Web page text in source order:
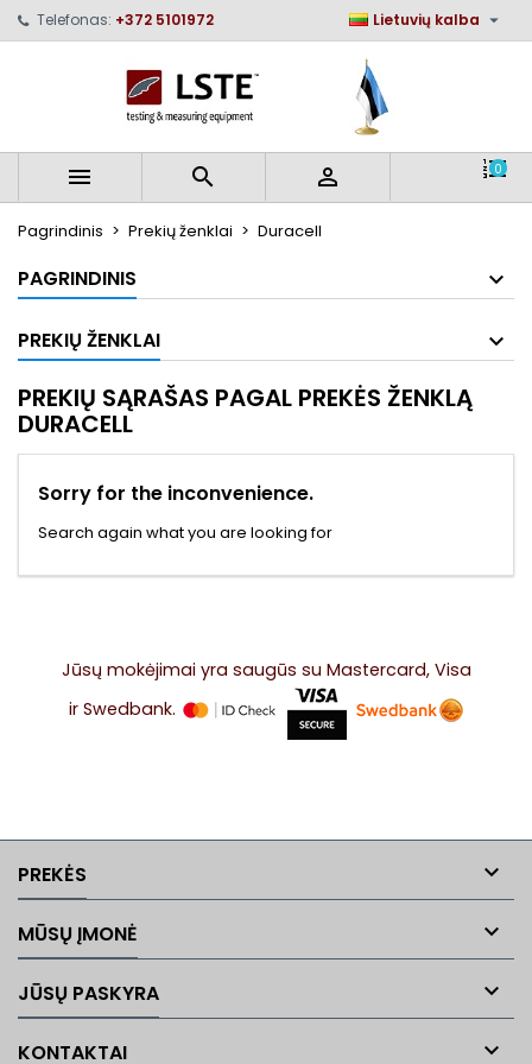
Telefonas: +372 5101972 Lietuvių kalba 
   0
Pagrindinis Prekių ženklai Duracell
PAGRINDINIS
PREKIŲ ŽENKLAI
PREKIŲ SĄRAŠAS PAGAL PREKĖS ŽENKLĄ
DURACELL
Sorry for the inconvenience.
Search again what you are looking for
Jūsų mokėjimai yra saugūs su Mastercard, Visa
ir Swedbank.
PREKĖS 
MŪSŲ ĮMONĖ 
JŪSŲ PASKYRA 
KONTAKTAI 
My wishlists ×
Create new list
((modalTitle)) ×
((confirmMessage))
((cancelText)) ((modalDeleteText))
Sukurti pageidavimų sąrašą ×
Pageidavimų sąrašo pavadinimas
Atšaukti Sukurti pageidavimų sąrašą
Prisijungti ×
Norėdami išsaugoti prekes savo pageidavimų
sąraše, turite būti prisijungę.
Atšaukti Prisijungti